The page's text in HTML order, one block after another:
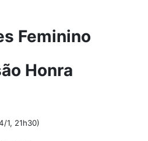
Feminino
Honra
1, 21h30)